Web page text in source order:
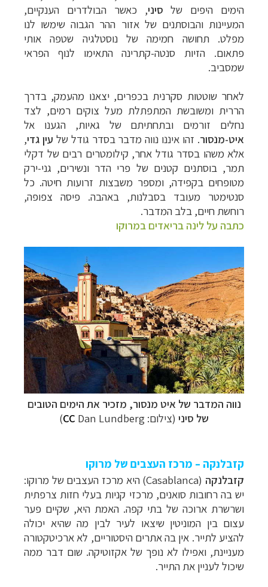
הימים היפים של סיני, כאשר הבולדרים הענקיים,
המעיינות והבוסתנים של אזור ההר הגבוה שימשו לנו
מפלט. תחושה חמימה של נוסטלגיה שטפה אותי
פתאום. הזיות סנטה-קתרינה התאימו לנוף הפראי
שמסביב.
לאחר שוטטות סקרנית בכפרים, יצאנו מהעמק, בדרך
הררית ומשובשת המתפתלת מעל צוקים רמים, לצד
נחלים זורמים ובתחתיתם של גאיות, הגענו אל
איט-מנסור. זהו איננו נווה מדבר בסדר גודל של עין גדי,
אלא משהו בסדר גודל אחר, קילומטרים רבים של דקלי
תמר, בוסתנים קטנים של פרי הדר ונשירים, גני-ירק
מטופחים בקפידה, ומספר משבצות זרועות חיטה. כל
סנטימטר מעובד בסבלנות, באהבה. פיסה צפופה,
רוחשת חיים, בלב המדבר.
כתבה על לינה בריאדים במרוקו
נווה המדבר של איט מנסור, מזכיר את הימים הטובים
של סיני (צילום: CC Dan Lundberg)
קזבלנקה – מרכז העצבים של מרוקו
קזבלנקה (
Casablanca) היא מרכז העצבים של מרוקו:
יש בה רחובות סואנים, מרכזי קניות בעלי חזות צרפתית
ושרשרת ארוכה של בתי קפה. האמת היא, שקיים פער
עצום בין המוניטין שיצאו לעיר לבין מה שהיא יכולה
להציע לתייר. אין בה אתרים היסטוריים, לא ארכיטקטורה
מעניינת, ואפילו לא נופך של אקזוטיקה. שום דבר ממה
שיכול לעניין את התייר.